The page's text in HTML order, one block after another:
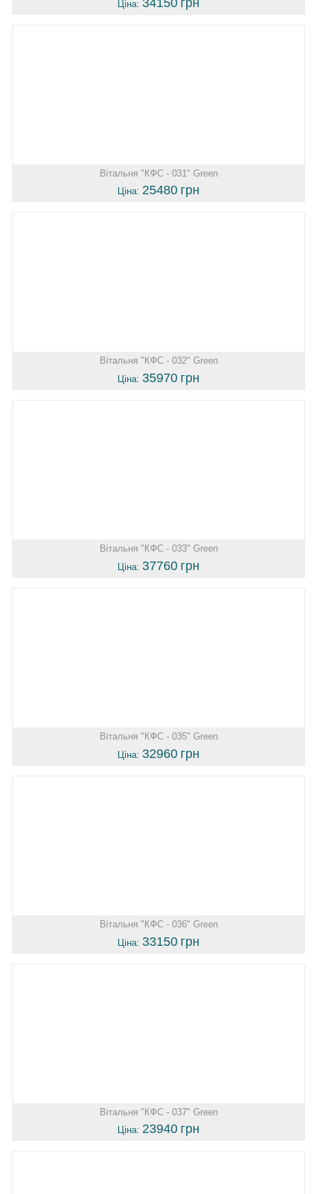
Ціна:
Вітальня "КФС - 031" Green
Ціна: 25480 грн
Вітальня "КФС - 032" Green
Ціна: 35970 грн
Вітальня "КФС - 033" Green
Ціна: 37760 грн
Вітальня "КФС - 035" Green
Ціна: 32960 грн
Вітальня "КФС - 036" Green
Ціна: 33150 грн
Вітальня "КФС - 037" Green
Ціна: 23940 грн